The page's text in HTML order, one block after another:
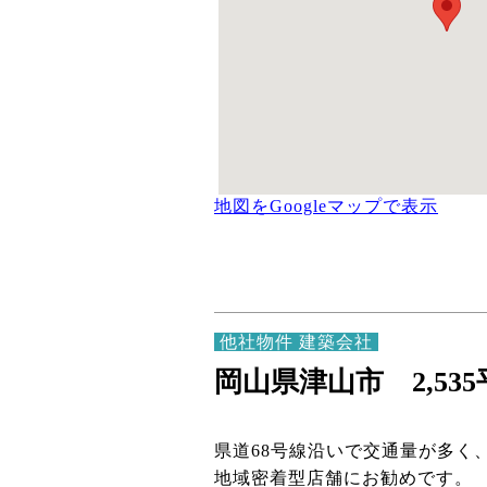
地図をGoogleマップで表示
他社物件 建築会社
岡山県津山市
県道68号線沿いで交通量が多く
地域密着型店舗にお勧めです。